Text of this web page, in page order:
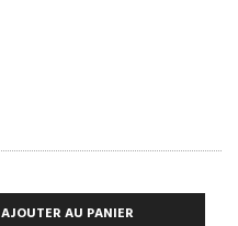
AJOUTER AU PANIER